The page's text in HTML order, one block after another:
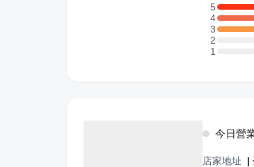
5
5 星：4
4
4 星：5
3
3 星：1
2
2 星：0
11 星：0
今日營
店家地址 |